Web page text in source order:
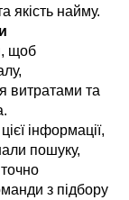
якість найму.
щоб
витратами та
інформації,
пошуку,
з підбору